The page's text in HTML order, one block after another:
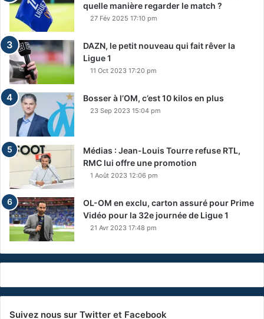
quelle manière regarder le match ?
27 Fév 2025 17:10 pm
DAZN, le petit nouveau qui fait rêver la
Ligue 1
11 Oct 2023 17:20 pm
Bosser à l’OM, c’est 10 kilos en plus
23 Sep 2023 15:04 pm
Médias : Jean-Louis Tourre refuse RTL,
RMC lui offre une promotion
1 Août 2023 12:06 pm
OL-OM en exclu, carton assuré pour Prime
Vidéo pour la 32e journée de Ligue 1
21 Avr 2023 17:48 pm
Suivez nous sur Twitter et Facebook